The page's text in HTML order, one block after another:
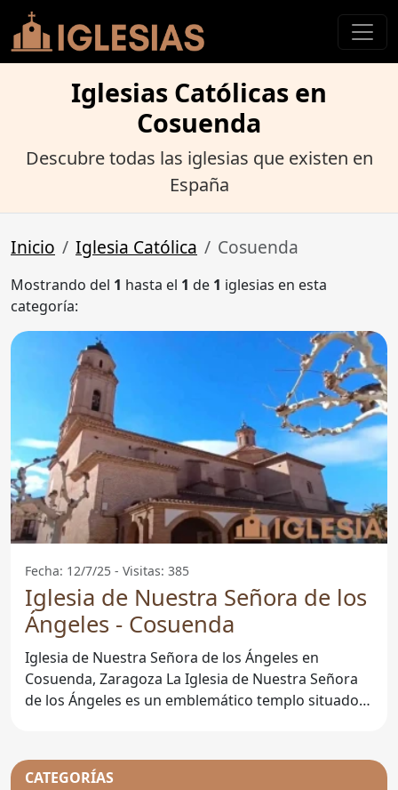
Iglesias Católicas en
Cosuenda
Descubre todas las iglesias que existen en
España
Inicio Iglesia Católica Cosuenda
Mostrando del 1 hasta el 1 de 1 iglesias en esta
categoría:
Fecha: 12/7/25 - Visitas: 385
Iglesia de Nuestra Señora de los
Ángeles - Cosuenda
Iglesia de Nuestra Señora de los Ángeles en
Cosuenda, Zaragoza La Iglesia de Nuestra Señora
de los Ángeles es un emblemático templo situado
CATEGORÍAS